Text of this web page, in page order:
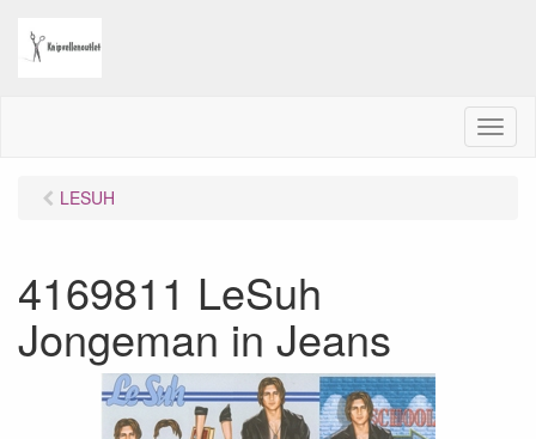
M
e
LESUH
4169811 LeSuh
Jongeman in Jeans